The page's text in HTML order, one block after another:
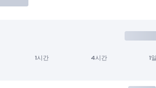
1시간 4시간 1일